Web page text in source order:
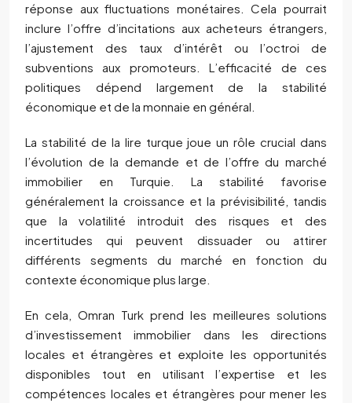
réponse aux fluctuations monétaires. Cela pourrait
inclure l’offre d’incitations aux acheteurs étrangers,
l’ajustement des taux d’intérêt ou l’octroi de
subventions aux promoteurs. L’efficacité de ces
politiques dépend largement de la stabilité
économique et de la monnaie en général.
La stabilité de la lire turque joue un rôle crucial dans
l’évolution de la demande et de l’offre du marché
immobilier en Turquie. La stabilité favorise
généralement la croissance et la prévisibilité, tandis
que la volatilité introduit des risques et des
incertitudes qui peuvent dissuader ou attirer
différents segments du marché en fonction du
contexte économique plus large.
En cela, Omran Turk prend les meilleures solutions
d’investissement immobilier dans les directions
locales et étrangères et exploite les opportunités
disponibles tout en utilisant l’expertise et les
compétences locales et étrangères pour mener les